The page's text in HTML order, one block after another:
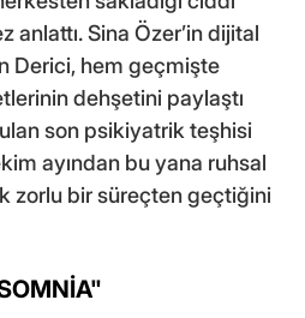
anlattı. Sina Özer’in dijital
Derici, hem geçmişte
dehşetini paylaştı
son psikiyatrik teşhisi
ayından bu yana ruhsal
zorlu bir süreçten geçtiğini